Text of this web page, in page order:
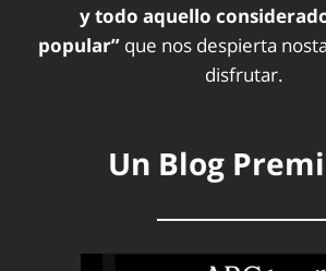
y todo aquello
popular” que nos despierta
disfrutar.
Un Blog